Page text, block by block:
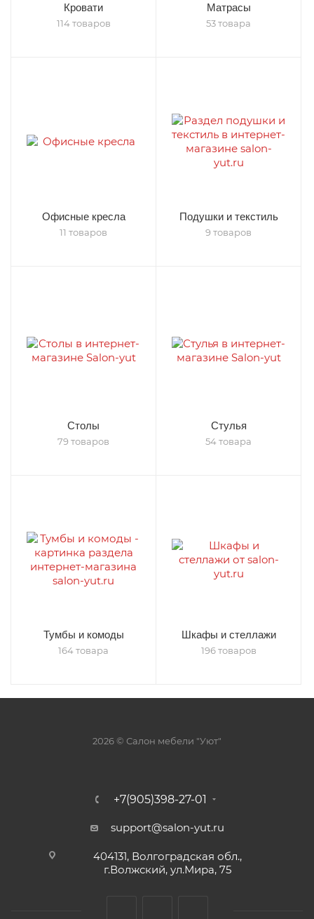
Кровати
114 товаров
Матрасы
53 товара
Офисные кресла
11 товаров
Подушки и текстиль
9 товаров
Столы
79 товаров
Стулья
54 товара
Тумбы и комоды
164 товара
Шкафы и стеллажи
196 товаров
2026 © Салон мебели "Уют"
+7(905)398-27-01
support@salon-yut.ru
404131, Волгоградская обл.,
г.Волжский, ул.Мира, 75